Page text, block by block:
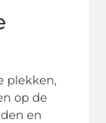
plekken,
op de
en